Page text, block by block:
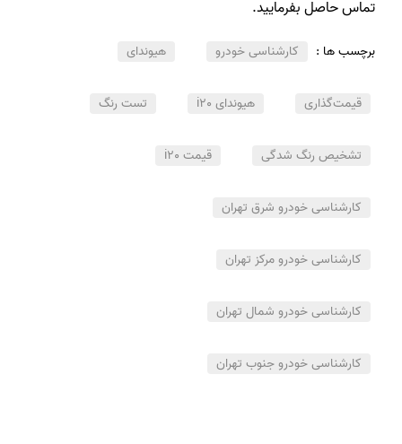
تماس حاصل بفرمایید.
برچسب ها : کارشناسی خودرو هیوندای
قیمت‌گذاری هیوندای i20 تست رنگ
تشخیص رنگ شدگی قیمت i20
کارشناسی خودرو شرق تهران
کارشناسی خودرو مرکز تهران
کارشناسی خودرو شمال تهران
کارشناسی خودرو جنوب تهران